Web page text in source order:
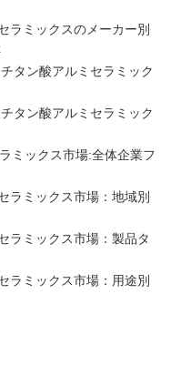
ラミックスのメーカー別
タン酸アルミセラミック
タン酸アルミセラミック
ミックス市場:全体企業フ
ラミックス市場：地域別
ラミックス市場：製品タ
ラミックス市場：用途別